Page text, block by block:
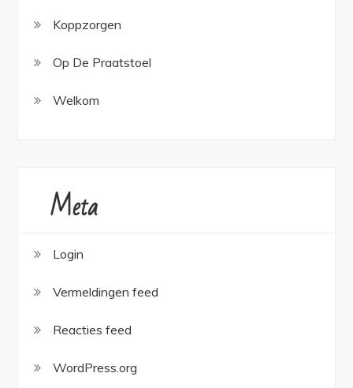
Koppzorgen
Op De Praatstoel
Welkom
Meta
Login
Vermeldingen feed
Reacties feed
WordPress.org